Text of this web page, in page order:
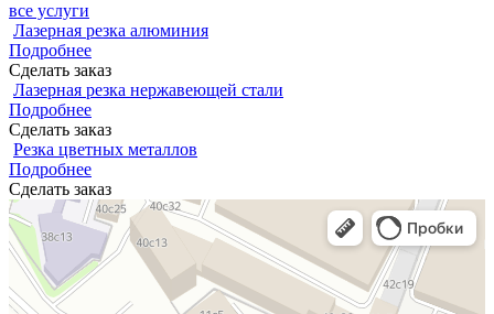
все услуги
Лазерная резка алюминия
Подробнее
Сделать заказ
Лазерная резка нержавеющей стали
Подробнее
Сделать заказ
Резка цветных металлов
Подробнее
Сделать заказ